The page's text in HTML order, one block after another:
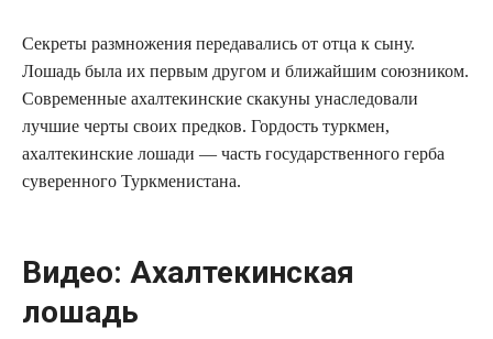
Секреты размножения передавались от отца к сыну.
Лошадь была их первым другом и ближайшим союзником.
Современные ахалтекинские скакуны унаследовали
лучшие черты своих предков. Гордость туркмен,
ахалтекинские лошади — часть государственного герба
суверенного Туркменистана.
Видео: Ахалтекинская
лошадь